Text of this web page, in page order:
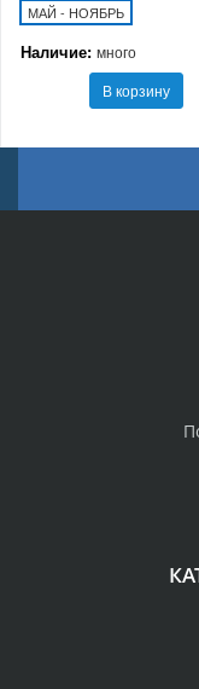
МАЙ - НОЯБРЬ
Наличие: много
В корзину